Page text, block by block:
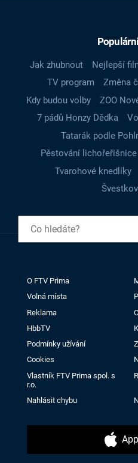
Jak zhubnout Nejlepší
TV program
Změna
Kdy budou volby
ZOO
7 pádů Honzy Dědka
Tatarák podle
Pěstování lichořeřišnice
Tvarohové knedlíky
O FTV Prima
Volná místa
Reklama
HbbTV
Podmínky užívání
Cookies
Vlastník FTV Prima spol. s
r.o.
Nahlásit chybu